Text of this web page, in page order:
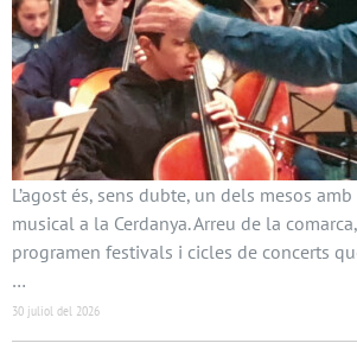
L’agost és, sens dubte, un dels mesos
musical a la Cerdanya. Arreu de la
programen festivals i cicles de concerts
…
30 juliol del 2026